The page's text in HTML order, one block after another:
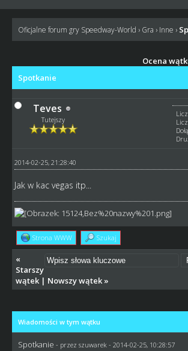
Oficjalne forum gry Speedway-World › Gra › Inne ›
Ocena
Spotkanie
Teves
Tutejszy
2014-02-25, 21:28:40
Jak w kac vegas itp...
Strona WWW Szukaj
«
Starszy
wątek| Nowszy wątek»
Wiadomości w tym wątku
Spotkanie - przez szuwarek- 2014-02-25, 10:28:57